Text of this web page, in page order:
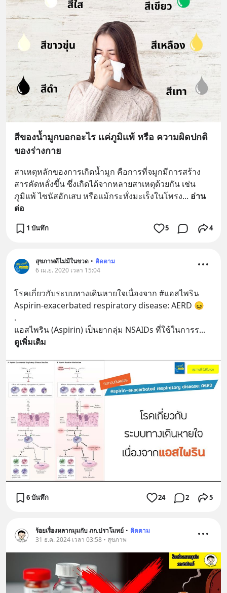
สีของน้ำมูกบอกอะไร เเค่ภูมิเเพ้ หรือ ความผิดปกติ
ของร่างกาย
สาเหตุหลักของการเกิดน้ำมูก คือการที่จมูกมีการสร้าง
สารคัดหลั่งขึ้น ซึ่งเกิดได้จากหลายสาเหตุด้วยกัน เช่น
ภูมิแพ้ ไซนัสอักเสบ หรือเเม้กระทั่งมะเร็งในโพรง... อ่าน
ต่อ
1 บันทึก 5 4
สุขภาพดีไม่มีในขวด • ติดตาม
6 เม.ย. 2020 เวลา 15:04
โรคเกี่ยวกับระบบทางเดินหายใจเนื่องจาก #แอสไพริน
Aspirin-exacerbated respiratory disease: AERD 😖
.
แอสไพริน (Aspirin) เป็นยากลุ่ม NSAIDs ที่ใช้ในการร...
ดูเพิ่มเติม
6 บันทึก 24 2 5
ร้อยเรื่องหลากมุมกับ ภก.ปราโมทย์ • ติดตาม
31 ธ.ค. 2024 เวลา 03:58 • สุขภาพ